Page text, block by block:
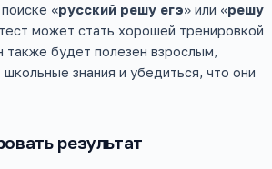
«русский решу егэ» или «решу
может стать хорошей тренировкой
будет полезен взрослым,
знания и убедиться, что они
результат